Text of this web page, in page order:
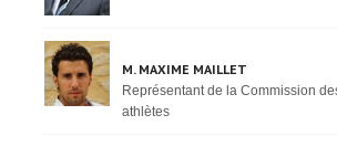
M. MAXIME MAILLET
Représentant de la Commission
athlètes